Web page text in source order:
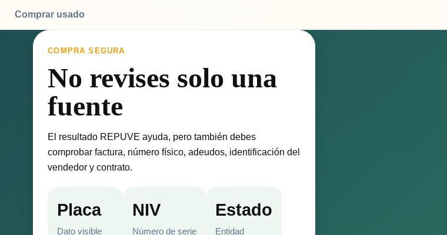
Comprar usado
COMPRA SEGURA
No revises solo una
fuente
El resultado REPUVE ayuda, pero también debes
comprobar factura, número físico, adeudos, identificación del
vendedor y contrato.
Placa
Dato visible
NIV
Número de serie
Estado
Entidad